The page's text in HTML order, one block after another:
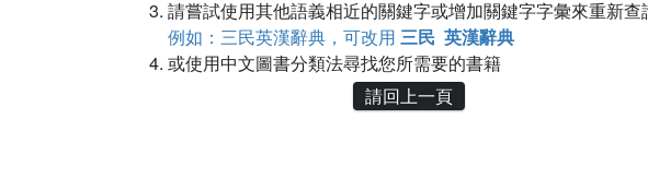
請嘗試使用其他語義相近的關鍵字或增加關鍵字字彙來重新查
例如：三民英漢辭典，可改用 三民 英漢辭典
或使用中文圖書分類法尋找您所需要的書籍
請回上一頁